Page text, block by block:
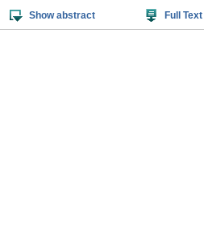
Show abstract
Full Text